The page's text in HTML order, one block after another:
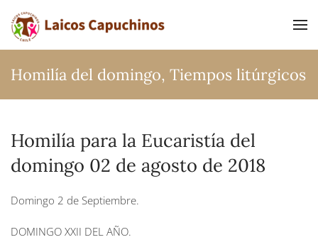
Ir al contenido principal
Homilía del domingo, Tiempos litúrgicos
Homilía para la Eucaristía del
domingo 02 de agosto de 2018
Domingo 2 de Septiembre.
DOMINGO XXII DEL AÑO.